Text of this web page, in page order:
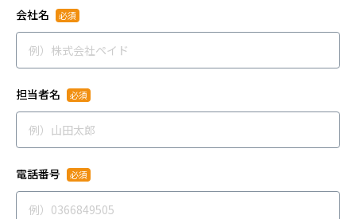
会社名
担当者名
電話番号